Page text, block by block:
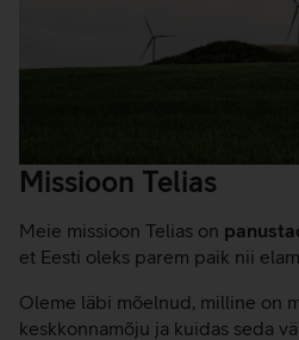
Missioon Telias
Meie missioon Telias on
et Eesti oleks parem paik nii
Oleme läbi mõelnud, milline on
keskkonnamõju ja kuidas seda